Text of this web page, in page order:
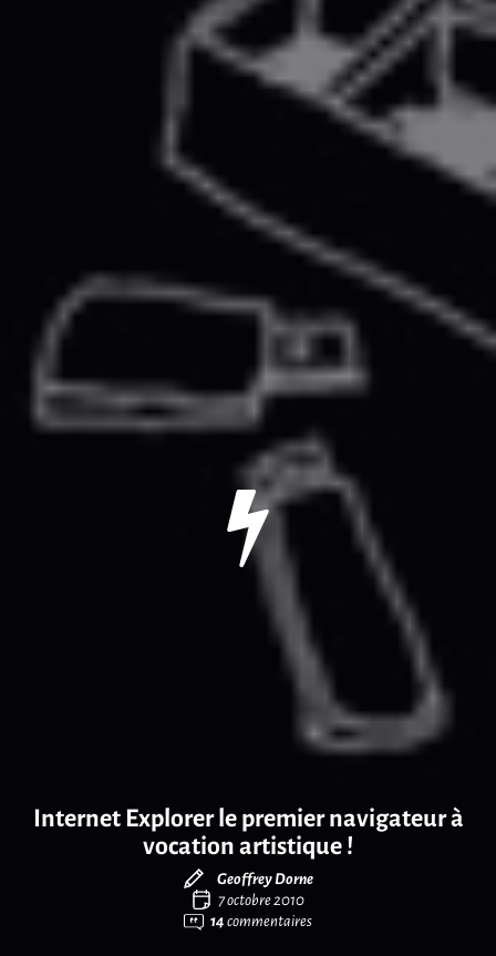
Internet Explorer le premier navigateur à
vocation artistique !
Geoffrey Dorne
7 octobre 2010
14commentaires